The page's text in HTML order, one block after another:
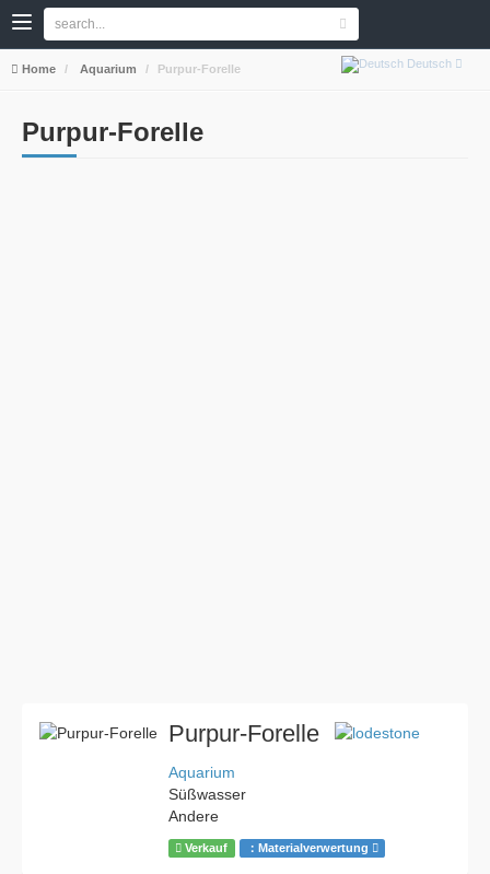
Deutsch
Home Aquarium Purpur-Forelle
Purpur-Forelle
Purpur-Forelle
Aquarium
Süßwasser
Andere
Verkauf ：Materialverwertung